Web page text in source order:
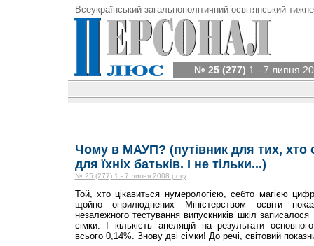
Всеукраїнський загальнополітичний освітянський
№ 25 (277) 1 - 7 липня
Чому в МАУП? (путівник для тих, хто
для їхніх батьків. І не тільки...)
№ 25 (277) 1 - 7 липня 2008 року
Той, хто цікавиться нумерологією, себто магією
щойно оприлюднених Міністерством освіти
незалежного тестування випускників шкіл
сімки. І кількість апеляцій на результати
всього 0,14%. Знову дві сімки! До речі, світовий